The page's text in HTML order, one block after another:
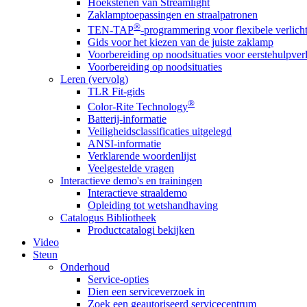
Zaklamptoepassingen en straalpatronen
TEN-TAP®-programmering voor flexibele
Gids voor het kiezen van de juiste zaklamp
Voorbereiding op noodsituaties voor
Voorbereiding op noodsituaties
Leren (vervolg)
TLR Fit-gids
Color-Rite Technology®
Batterij-informatie
Veiligheidsclassificaties uitgelegd
ANSI-informatie
Verklarende woordenlijst
Veelgestelde vragen
Interactieve demo's en trainingen
Interactieve straaldemo
Opleiding tot wetshandhaving
Catalogus Bibliotheek
Productcatalogi bekijken
Video
Steun
Onderhoud
Service-opties
Dien een serviceverzoek in
Zoek een geautoriseerd servicecentrum